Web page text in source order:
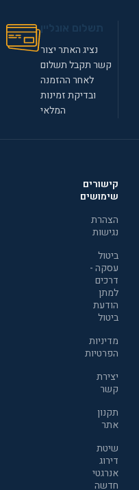
נציג האתר יצור
קשר תקבל תשלום
לאחר ההזמנה
ובדיקת זמינות
המלאי
קישורים
שימושים
הצהרת
נגישות
ביטול
עסקה -
דרכים
למתן
הודעת
ביטול
מדיניות
הפרטיות
יצירת
קשר
תקנון
אתר
שיטת
דירוג
אנרגטי
חדשה